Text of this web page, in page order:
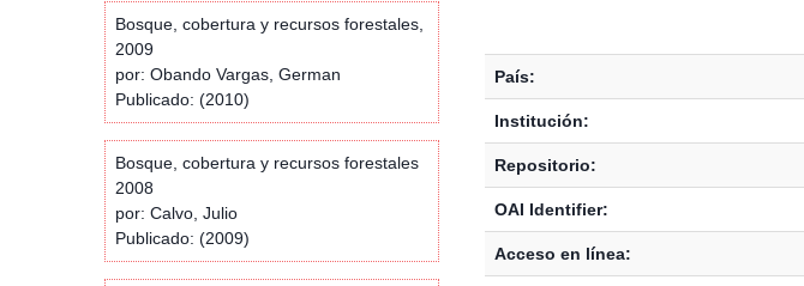
País:
Institución:
Repositorio:
OAI Identifier:
Acceso en línea:
Bosque, cobertura y recursos forestales,
2009
por: Obando Vargas, German
Publicado: (2010)
Bosque, cobertura y recursos forestales
2008
por: Calvo, Julio
Publicado: (2009)